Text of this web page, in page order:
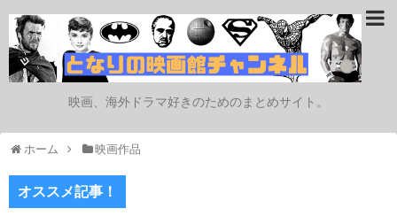
映画、海外ドラマ好きのためのまとめサイト。
ホーム 映画作品
オススメ記事！